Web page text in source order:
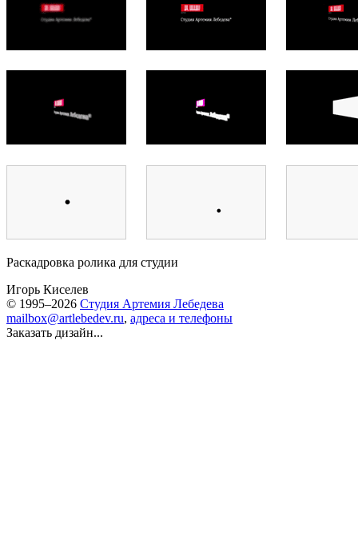
Раскадровка ролика для студии
Игорь Киселев
© 1995–2026 Студия Артемия Лебедева
mailbox@artlebedev.ru, адреса и телефоны
Заказать дизайн...